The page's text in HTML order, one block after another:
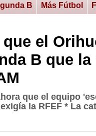
B Más Fútbol
el
B que
que el equipo
la RFEF * La